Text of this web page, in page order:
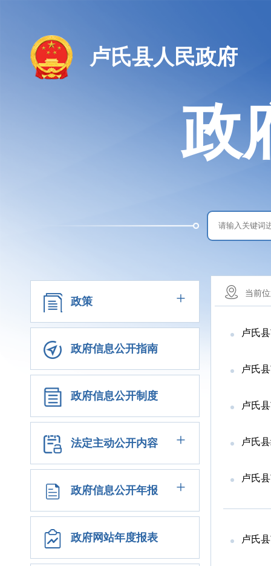
卢氏县人民政府
政
政策 +
政府信息公开指南
政府信息公开制度
法定主动公开内容 +
政府信息公开年报 +
政府网站年度报表
当前
卢氏县
卢氏
卢氏
卢氏
卢氏
卢氏